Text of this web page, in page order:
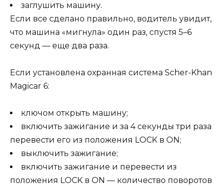
заглушить машину.
Если все сделано правильно, водитель увидит,
что машина «мигнула» один раз, спустя 5–6
секунд — еще два раза.
Если установлена охранная система Scher-Khan
Magicar 6:
ключом открыть машину;
включить зажигание и за 4 секунды три раза
перевести его из положения LOCK в ON;
выключить зажигание;
включить зажигание и перевести из
положения LOCK в ON — количество поворотов